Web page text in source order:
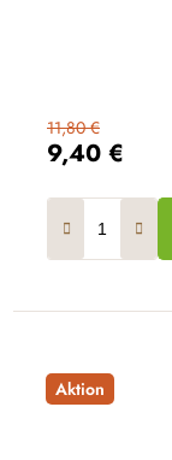
9,40 €
11,80 €
Aktion